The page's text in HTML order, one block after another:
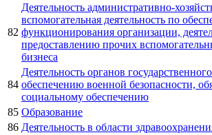
82
Деятельность административно-
вспомогательная деятельность по
функционирования организации,
предоставлению прочих
бизнеса
84
Деятельность органов
обеспечению военной безопасности,
социальному обеспечению
85 Образование
86 Деятельность в области